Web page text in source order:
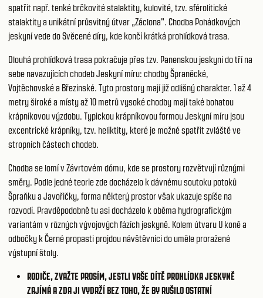
spatřit např. tenké brčkovité stalaktity, kulovité, tzv. sférolitické
stalaktity a unikátní průsvitný útvar „Záclona". Chodba Pohádkových
jeskyní vede do Svěcené díry, kde končí krátká prohlídková trasa.
Dlouhá prohlídková trasa pokračuje přes tzv. Panenskou jeskyni do tří na
sebe navazujících chodeb Jeskyní míru: chodby Špraněcké,
Vojtěchovské a Březinské. Tyto prostory mají již odlišný charakter. 1 až 4
metry široké a místy až 10 metrů vysoké chodby mají také bohatou
krápníkovou výzdobu. Typickou krápníkovou formou Jeskyní míru jsou
excentrické krápníky, tzv. heliktity, které je možné spatřit zvláště ve
stropních částech chodeb.
Chodba se lomí v Závrtovém dómu, kde se prostory rozvětvují různými
směry. Podle jedné teorie zde docházelo k dávnému soutoku potoků
Špraňku a Javořičky, forma některý prostor však ukazuje spíše na
rozvodí. Pravděpodobně tu asi docházelo k oběma hydrografickým
variantám v různých vývojových fázích jeskyně. Kolem útvaru U koně a
odbočky k Černé propasti projdou návštěvníci do uměle proražené
výstupní štoly.
RODIČE, ZVAŽTE PROSÍM, JESTLI VAŠE DÍTĚ PROHLÍDKA JESKYNĚ
ZAJÍMÁ A ZDA JI VYDRŽÍ BEZ TOHO, ŽE BY RUŠILO OSTATNÍ